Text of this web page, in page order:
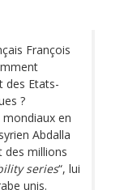
François
des Etats-
?
en
Abdalla
des millions
series“, lui
unis.